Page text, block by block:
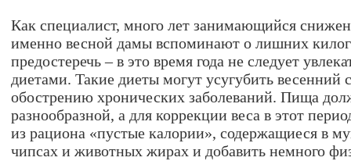
Как специалист, много лет занимающийся
именно весной дамы вспоминают о лишних
предостеречь – в это время года не следует
диетами. Такие диеты могут усугубить весенний
обострению хронических заболеваний. Пища
разнообразной, а для коррекции веса в этот
из рациона «пустые калории», содержащиеся в
чипсах и животных жирах и добавить немного